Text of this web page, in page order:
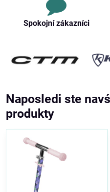
Spokojní zákazníci
Naposledi ste
produkty